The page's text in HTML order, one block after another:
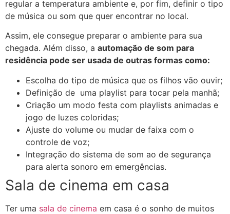
regular a temperatura ambiente e, por fim, definir o tipo
de música ou som que quer encontrar no local.
Assim, ele consegue preparar o ambiente para sua
chegada. Além disso, a automação de som para
residência pode ser usada de outras formas como:
Escolha do tipo de música que os filhos vão ouvir;
Definição de uma playlist para tocar pela manhã;
Criação um modo festa com playlists animadas e
jogo de luzes coloridas;
Ajuste do volume ou mudar de faixa com o
controle de voz;
Integração do sistema de som ao de segurança
para alerta sonoro em emergências.
Sala de cinema em casa
Ter uma sala de cinema em casa é o sonho de muitos